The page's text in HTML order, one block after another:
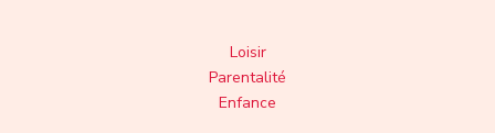
Loisir
Parentalité
Enfance